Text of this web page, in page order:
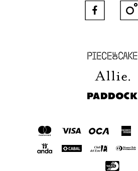
Piece of Cake
Allie
Paddock
 